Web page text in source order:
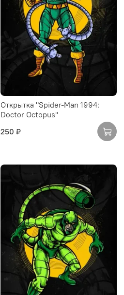
Открытка "Spider-Man 1994:
Doctor Octopus"
250 ₽